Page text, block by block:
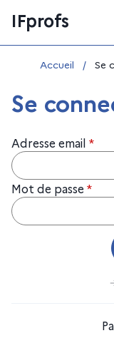
au
contenu
IFprofs
Vous êtes ici :
Accueil / Se
Se
Adresse email *
Mot de passe *